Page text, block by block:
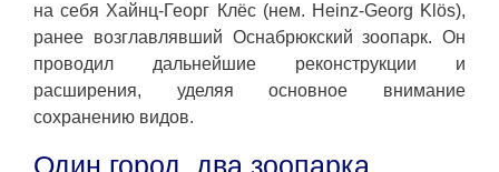
на себя Хайнц-Георг Клёс (нем. Heinz-Georg Klös),
ранее возглавлявший Оснабрюкский зоопарк. Он
проводил дальнейшие реконструкции и
расширения, уделяя основное внимание
сохранению видов.
Один город, два зоопарка